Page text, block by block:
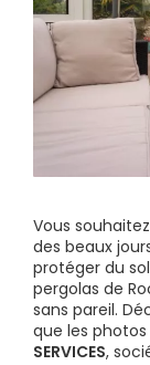
Vous
des beaux
protéger du
pergolas de
sans pareil.
que les
SERVICES,